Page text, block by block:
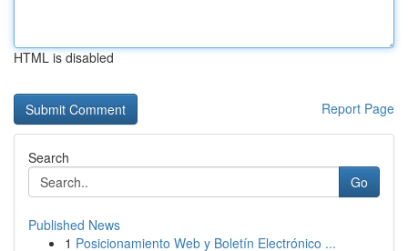
HTML is disabled
Report Page
Search
Go
Published News
1 Posicionamiento Web y Boletín Electrónico ...